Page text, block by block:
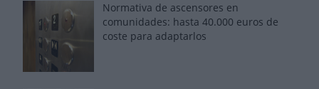
Normativa de ascensores en
comunidades: hasta 40.000 euros de
coste para adaptarlos